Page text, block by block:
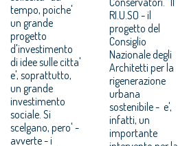
tempo, poiche'
un grande
progetto
d'investimento
di idee sulle citta'
e', soprattutto,
un grande
investimento
sociale. Si
scelgano, pero' -
avverte - i
RI.U.SO - il
progetto del
Consiglio
Nazionale degli
Architetti per la
rigenerazione
urbana
sostenibile - e',
infatti, un
importante